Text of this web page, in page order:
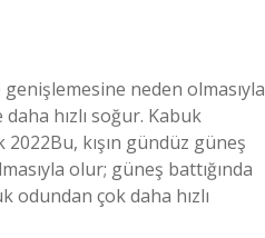
genişlemesine neden olmasıyla
hızlı soğur. Kabuk
kışın gündüz güneş
olur; güneş battığında
odundan çok daha hızlı